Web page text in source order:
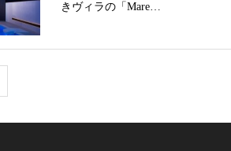
きヴィラの「Mare…